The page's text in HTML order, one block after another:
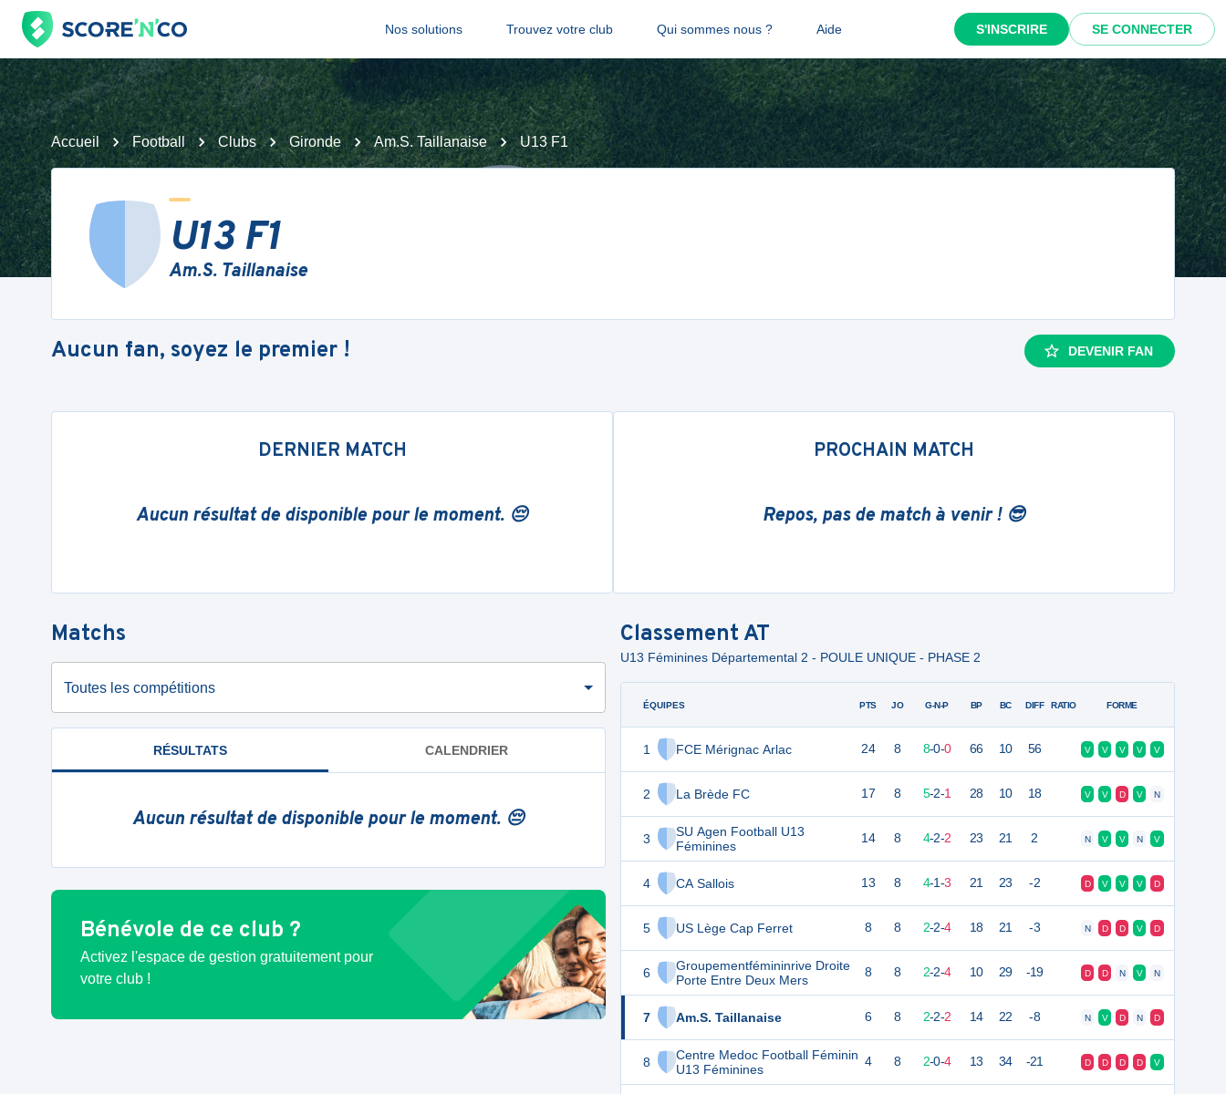
Nos solutions Trouvez votre club Qui sommes nous ? Aide S'INSCRIRE SE CONNECTER
Accueil Football Clubs Gironde Am.S. Taillanaise U13 F1
U13 F1
Am.S. Taillanaise
Aucun fan, soyez le premier ! DEVENIR FAN
DERNIER MATCH
Aucun résultat de disponible pour le moment. 😔
PROCHAIN MATCH
Repos, pas de match à venir ! 😎
Matchs
Toutes les compétitions
RÉSULTATS CALENDRIER
Aucun résultat de disponible pour le moment. 😔
Bénévole de ce club ?
Activez l'espace de gestion gratuitement pour
votre club !
Classement AT
U13 Féminines Départemental 2 - POULE UNIQUE - PHASE 2
ÉQUIPES
1 FCE Mérignac Arlac
2 La Brède FC
3
SU Agen Football U13
Féminines
4 CA Sallois
5 US Lège Cap Ferret
6
Groupementfémininrive Droite
Porte Entre Deux Mers
7 Am.S. Taillanaise
8
Centre Medoc Football Féminin
U13 Féminines
PTS JO G-N-P BP BC DIFF RATIO FORME
24 8 8-0-0 66 10 56 V V V V V
17 8 5-2-1 28 10 18 V V D V N
14 8 4-2-2 23 21 2 N V V N V
13 8 4-1-3 21 23 -2 D V V V D
8 8 2-2-4 18 21 -3 N D D V D
8 8 2-2-4 10 29 -19 D D N V N
6 8 2-2-2 14 22 -8 N V D N D
4 8 2-0-4 13 34 -21 D D D D V